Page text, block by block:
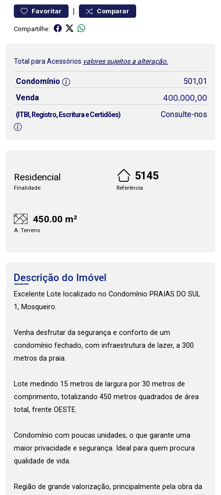
Favoritar | Comparar
Compartilhe:
Total para Acessórios valores sujeitos a alteração.
Condomínio
501,01
Venda
400.000,00
(ITBI, Registro, Escritura e Certidões) Consulte-nos
Residencial
Finalidade
5145
Referência
450.00 m²
A. Terreno
Descrição do Imóvel
Excelente Lote localizado no Condomínio PRAIAS DO SUL
1, Mosqueiro.
Venha desfrutar da segurança e conforto de um
condomínio fechado, com infraestrutura de lazer, a 300
metros da praia.
Lote medindo 15 metros de largura por 30 metros de
comprimento, totalizando 450 metros quadrados de área
total, frente OESTE.
Condomínio com poucas unidades, o que garante uma
maior privacidade e segurança. Ideal para quem procura
qualidade de vida.
Região de grande valorização, principalmente pela obra da